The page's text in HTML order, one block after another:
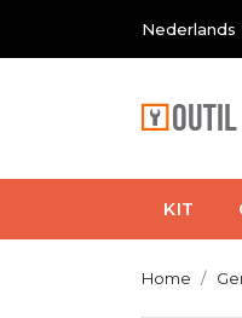
Nederlands
KIT
Home